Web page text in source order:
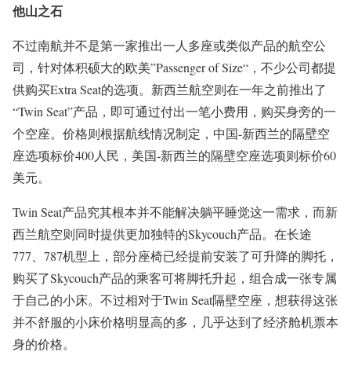
他山之石
不过南航并不是第一家推出一人多座或类似产品的航空公
司，针对体积硕大的欧美”Passenger of Size“，不少公司都提
供购买Extra Seat的选项。新西兰航空则在一年之前推出了
“Twin Seat”产品，即可通过付出一笔小费用，购买身旁的一
个空座。价格则根据航线情况制定，中国-新西兰的隔壁空
座选项标价400人民，美国-新西兰的隔壁空座选项则标价60
美元。
Twin Seat产品究其根本并不能解决躺平睡觉这一需求，而新
西兰航空则同时提供更加独特的Skycouch产品。在长途
777、787机型上，部分座椅已经提前安装了可升降的脚托，
购买了Skycouch产品的乘客可将脚托升起，组合成一张专属
于自己的小床。不过相对于Twin Seat隔壁空座，想获得这张
并不舒服的小床价格明显高的多，几乎达到了经济舱机票本
身的价格。